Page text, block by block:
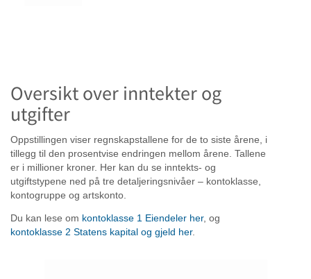
Oversikt over inntekter og
utgifter
Oppstillingen viser regnskapstallene for de to siste årene, i
tillegg til den prosentvise endringen mellom årene. Tallene
er i millioner kroner. Her kan du se inntekts- og
utgiftstypene ned på tre detaljeringsnivåer – kontoklasse,
kontogruppe og artskonto.
Du kan lese om kontoklasse 1 Eiendeler her, og
kontoklasse 2 Statens kapital og gjeld her.